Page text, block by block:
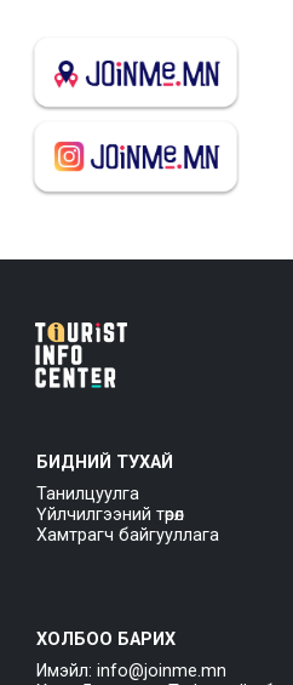
БИДНИЙ ТУХАЙ
Танилцуулга
Үйлчилгээний төрөл
Хамтрагч байгууллага
ХОЛБОО БАРИХ
Имэйл: info@joinme.mn